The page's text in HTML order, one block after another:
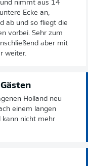
nimmt aus 14
Ecke an,
ab und so fliegt die
vorbei. Sehr zum
aber mit
weiter.
Holland neu
einem langen
kann nicht mehr